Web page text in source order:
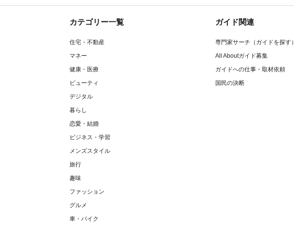
カテゴリー一覧
住宅・不動産
マネー
健康・医療
ビューティ
デジタル
暮らし
恋愛・結婚
ビジネス・学習
メンズスタイル
旅行
趣味
ファッション
グルメ
車・バイク
ガイド関連
専門家サーチ（ガイドを探す）
All Aboutガイド募集
ガイドへの仕事・取材依頼
国民の決断